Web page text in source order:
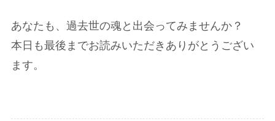
あなたも、過去世の魂と出会ってみませんか？
本日も最後までお読みいただきありがとうござい
ます。